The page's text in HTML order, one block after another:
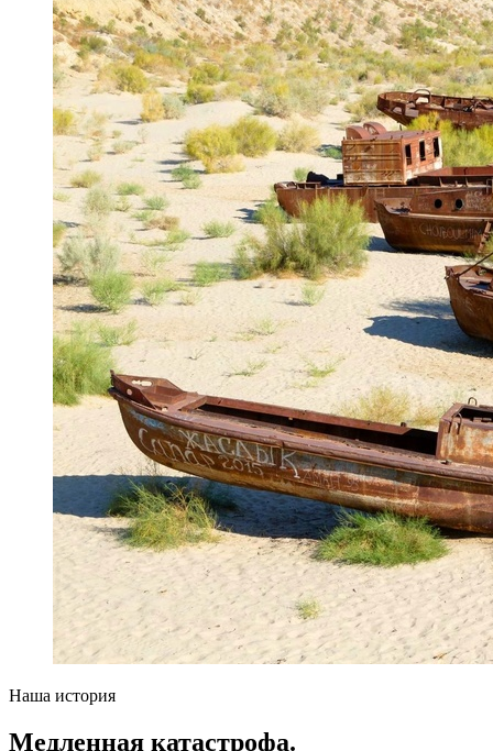
Наша история
Медленная катастрофа.